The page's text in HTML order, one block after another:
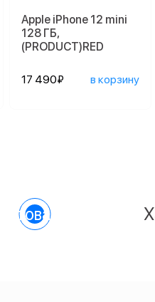
Apple iPhone 12 mini
128 ГБ,
(PRODUCT)RED
17 490₽ в корзину
О товаре